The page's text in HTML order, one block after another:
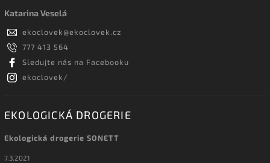
Katarina Veselá
ekoclovek@ekoclovek.cz
777 413 564
Sledujte nás na Facebooku
ekoclovek/
EKOLOGICKÁ DROGERIE
Ekologická drogerie SONETT
7.3.2021